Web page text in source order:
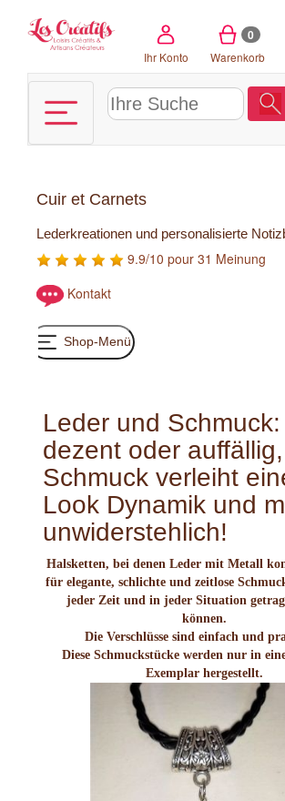
Ihr Konto
0
Warenkorb
Cuir et Carnets
Lederkreationen und personalisierte
9.9/10 pour 31 Meinung
Kontakt
Shop-Menü
Leder und
dezent oder auffällig,
Schmuck verleiht
Look Dynamik und
unwiderstehlich!
Halsketten, bei denen Leder mit Metall
für elegante, schlichte und zeitlose
jeder Zeit und in jeder Situation
können.
Die Verschlüsse sind einfach und
Diese Schmuckstücke werden nur in
Exemplar hergestellt.